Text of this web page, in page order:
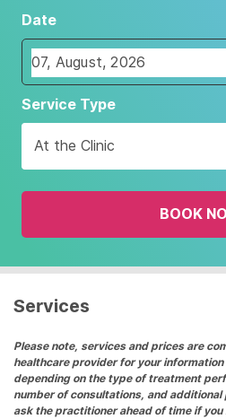
Date
Navigate
forward
interact
with
the
and
date.
the
question
mark
key
Service Type
At the Clinic
BOOK
Services
Please note, services and prices are
healthcare provider for your information
depending on the type of treatment
number of consultations, and
ask the practitioner ahead of time if